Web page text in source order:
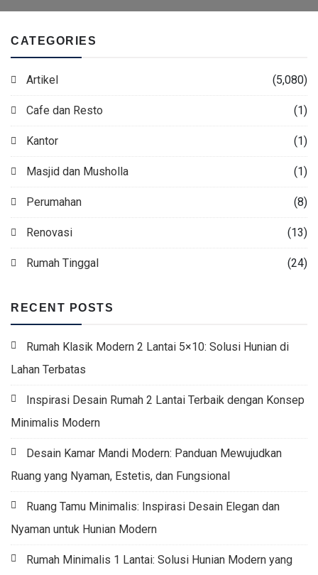
CATEGORIES
Artikel (5,080)
Cafe dan Resto (1)
Kantor (1)
Masjid dan Musholla (1)
Perumahan (8)
Renovasi (13)
Rumah Tinggal (24)
RECENT POSTS
Rumah Klasik Modern 2 Lantai 5×10: Solusi Hunian di
Lahan Terbatas
Inspirasi Desain Rumah 2 Lantai Terbaik dengan Konsep
Minimalis Modern
Desain Kamar Mandi Modern: Panduan Mewujudkan
Ruang yang Nyaman, Estetis, dan Fungsional
Ruang Tamu Minimalis: Inspirasi Desain Elegan dan
Nyaman untuk Hunian Modern
Rumah Minimalis 1 Lantai: Solusi Hunian Modern yang